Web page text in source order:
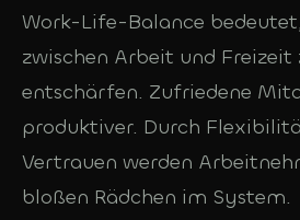
Work-Life-Balance
zwischen Arbeit und Freizeit
entschärfen. Zufriedene
produktiver. Durch
Vertrauen werden
bloßen Rädchen im System.